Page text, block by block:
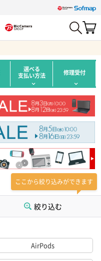
選べる
支払い方法 修理受付
ここから絞り込みができます
絞り込む
AirPods